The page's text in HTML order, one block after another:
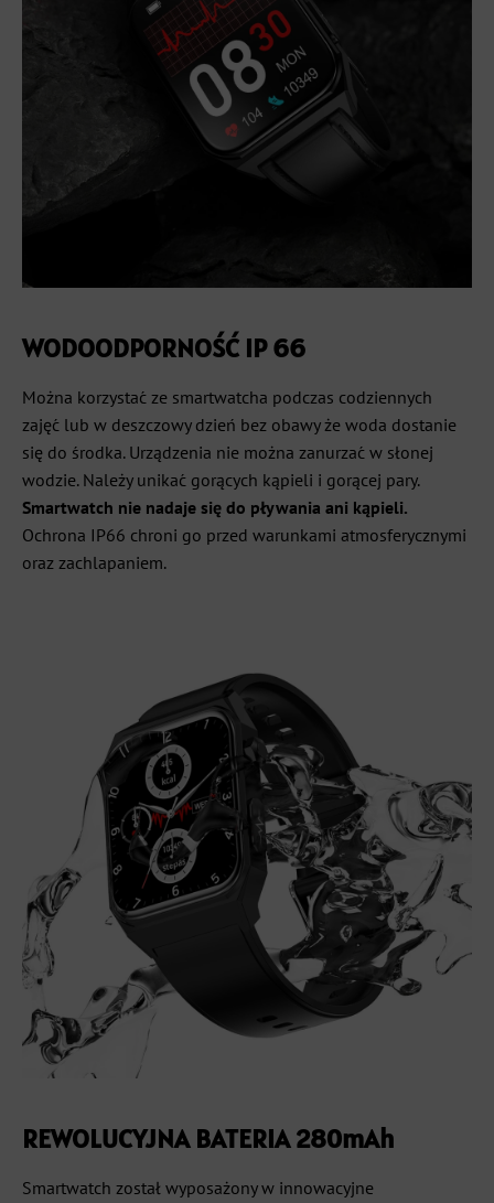
WODOODPORNOŚĆ IP 66
Można korzystać ze smartwatcha podczas codziennych
zajęć lub w deszczowy dzień bez obawy że woda dostanie
się do środka. Urządzenia nie można zanurzać w słonej
wodzie. Należy unikać gorących kąpieli i gorącej pary.
Smartwatch nie nadaje się do pływania ani kąpieli.
Ochrona IP66 chroni go przed warunkami atmosferycznymi
oraz zachlapaniem.
REWOLUCYJNA BATERIA 280mAh
Smartwatch został wyposażony w innowacyjne